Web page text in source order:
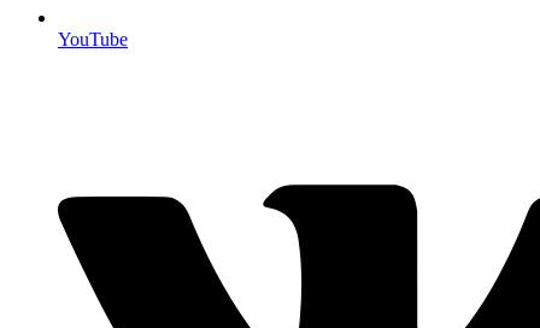
YouTube